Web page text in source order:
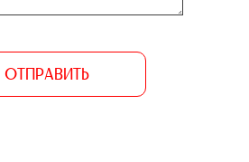
ОТПРАВИТЬ